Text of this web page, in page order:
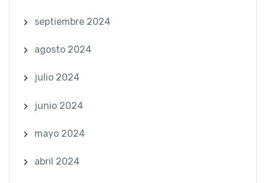
septiembre 2024
agosto 2024
julio 2024
junio 2024
mayo 2024
abril 2024